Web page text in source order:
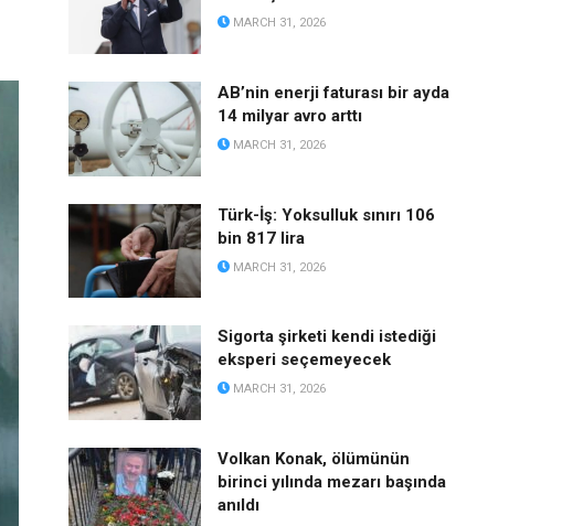
MARCH 31, 2026
AB’nin enerji faturası bir ayda
14 milyar avro arttı
MARCH 31, 2026
Türk-İş: Yoksulluk sınırı 106
bin 817 lira
MARCH 31, 2026
Sigorta şirketi kendi istediği
eksperi seçemeyecek
MARCH 31, 2026
Volkan Konak, ölümünün
birinci yılında mezarı başında
anıldı